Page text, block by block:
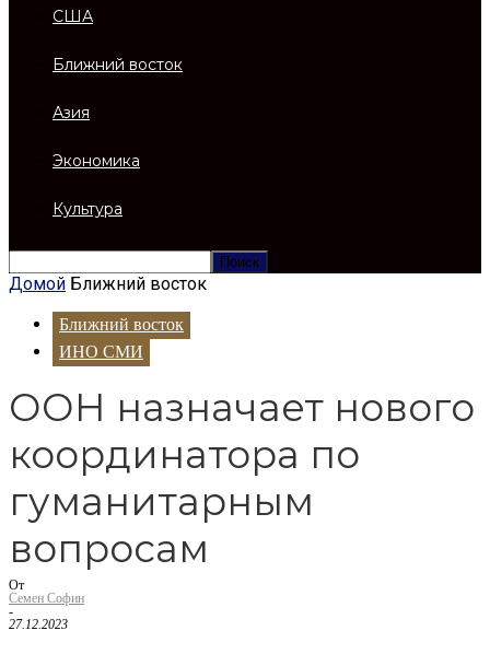
США
Ближний восток
Азия
Экономика
Культура
Домой Ближний восток
Ближний восток
ИНО СМИ
ООН назначает нового
координатора по
гуманитарным
вопросам
От
Семен Софин
-
27.12.2023